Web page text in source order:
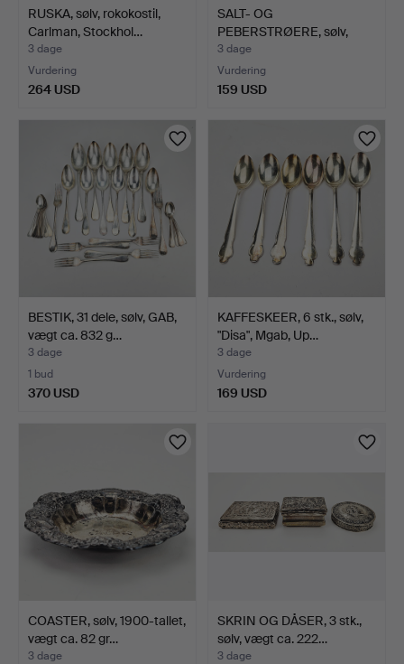
RUSKA, sølv, rokokostil,
Carlman, Stockhol…
3 dage
Vurdering
264 USD
SALT- OG
PEBERSTRØERE, sølv,
rokokostil, E…
3 dage
Vurdering
159 USD
BESTIK, 31 dele, sølv, GAB,
vægt ca. 832 g…
3 dage
1 bud
370 USD
KAFFESKEER, 6 stk., sølv,
"Disa", Mgab, Up…
3 dage
Vurdering
169 USD
COASTER, sølv, 1900-tallet,
vægt ca. 82 gr…
3 dage
SKRIN OG DÅSER, 3 stk.,
sølv, vægt ca. 222…
3 dage